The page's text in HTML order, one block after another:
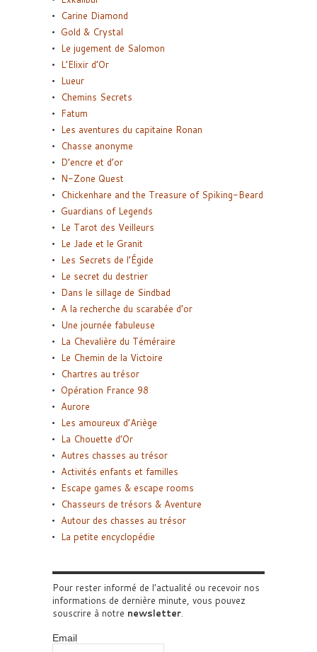
Carine Diamond
Gold & Crystal
Le jugement de Salomon
L’Elixir d’Or
Lueur
Chemins Secrets
Fatum
Les aventures du capitaine Ronan
Chasse anonyme
D’encre et d’or
N-Zone Quest
Chickenhare and the Treasure of Spiking-Beard
Guardians of Legends
Le Tarot des Veilleurs
Le Jade et le Granit
Les Secrets de l’Égide
Le secret du destrier
Dans le sillage de Sindbad
A la recherche du scarabée d’or
Une journée fabuleuse
La Chevalière du Téméraire
Le Chemin de la Victoire
Chartres au trésor
Opération France 98
Aurore
Les amoureux d’Ariège
La Chouette d’Or
Autres chasses au trésor
Activités enfants et familles
Escape games & escape rooms
Chasseurs de trésors & Aventure
Autour des chasses au trésor
La petite encyclopédie
Pour rester informé de l'actualité ou recevoir nos
informations de dernière minute, vous pouvez
souscrire à notre newsletter.
Email